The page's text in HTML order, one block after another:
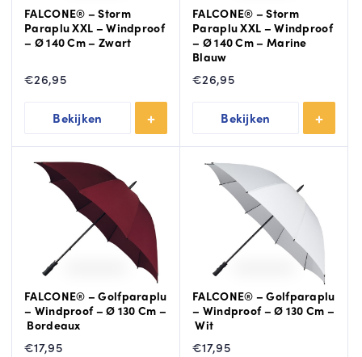
FALCONE® – Storm
Paraplu XXL – Windproof
– Ø 140 Cm – Zwart
€26,95
Bekijken
FALCONE® – Storm
Paraplu XXL – Windproof
– Ø 140 Cm – Marine
Blauw
€26,95
Bekijken
FALCONE® – Golfparaplu
– Windproof – Ø 130 Cm –
Bordeaux
€17,95
FALCONE® – Golfparaplu
– Windproof – Ø 130 Cm –
Wit
€17,95